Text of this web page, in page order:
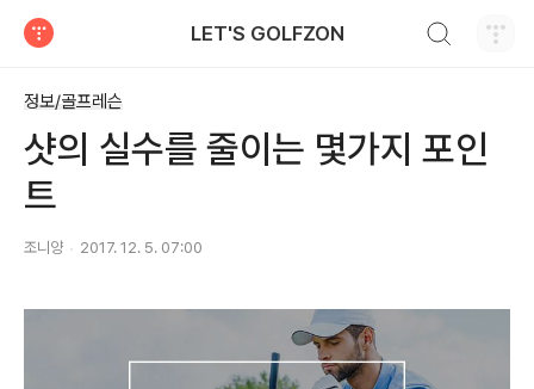
LET'S GOLFZON
정보/골프레슨
샷의 실수를 줄이는 몇가지 포인
트
조니양 2017. 12. 5. 07:00